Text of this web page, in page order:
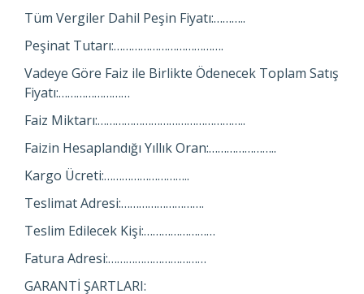
Tüm Vergiler Dahil Peşin Fiyatı:………..
Peşinat Tutarı:……………………………….
Vadeye Göre Faiz ile Birlikte Ödenecek Toplam Satış
Fiyatı:……………………
Faiz Miktarı:…………………………………………..
Faizin Hesaplandığı Yıllık Oran:…………………..
Kargo Ücreti:………………………..
Teslimat Adresi:……………………….
Teslim Edilecek Kişi:……………………
Fatura Adresi:……………………………
GARANTİ ŞARTLARI: